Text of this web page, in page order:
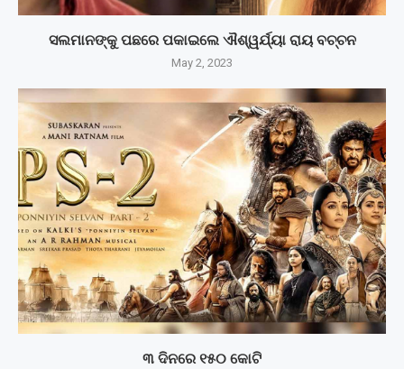
ସଲମାନଙ୍କୁ ପଛରେ ପକାଇଲେ ଐଶ୍ୱର୍ଯ୍ୟା ରାୟ ବଚ୍ଚନ
May 2, 2023
୩ ଦିନରେ ୧୫୦ କୋଟି